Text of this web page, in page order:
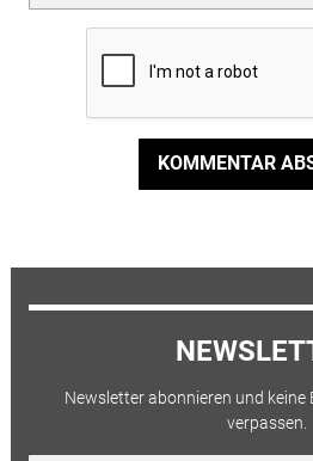
KOMMENTAR
Newsletter abonnieren und keine
verpassen.